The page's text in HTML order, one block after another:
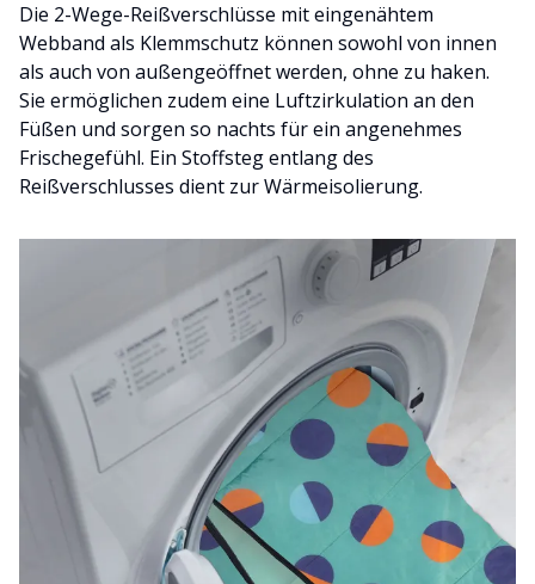
Die 2-Wege-Reißverschlüsse mit eingenähtem
Webband als Klemmschutz können sowohl von innen
als auch von außengeöffnet werden, ohne zu haken.
Sie ermöglichen zudem eine Luftzirkulation an den
Füßen und sorgen so nachts für ein angenehmes
Frischegefühl. Ein Stoffsteg entlang des
Reißverschlusses dient zur Wärmeisolierung.